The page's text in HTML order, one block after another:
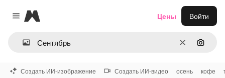
Close menu
Magnific
ОчиститьПоиск
Цены Войти
Создать ИИ-изображение Создать ИИ-видео осень кофе